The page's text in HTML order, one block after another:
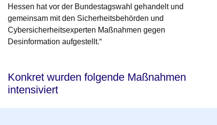
Hessen hat vor der Bundestagswahl gehandelt und
gemeinsam mit den Sicherheitsbehörden und
Cybersicherheitsexperten Maßnahmen gegen
Desinformation aufgestellt.“
Konkret wurden folgende Maßnahmen
intensiviert